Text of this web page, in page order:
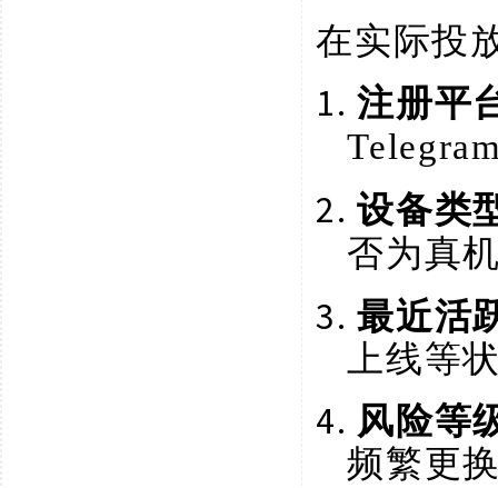
在实际投
1.注册平
2.设备类
否为真
3.最近活
上线等
4. 风险等
频繁更